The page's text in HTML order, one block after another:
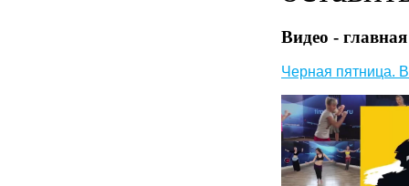
Видео - главная
Черная пятница.